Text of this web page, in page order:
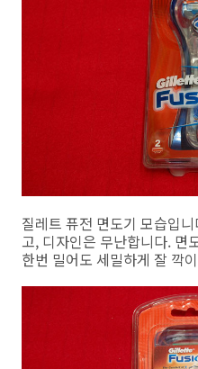
질레트 퓨전 면도기 모습입
고, 디자인은 무난합니다. 면
한번 밀어도 세밀하게 잘 깍